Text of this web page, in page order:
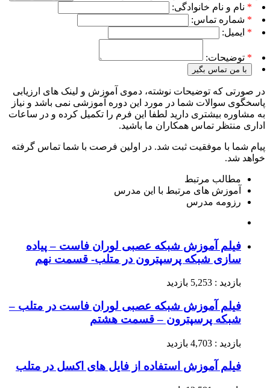
* نام و نام خانوادگی:
* شماره تماس:
* ایمیل:
* توضیحات:
با من تماس بگیر
در صورتی که توضیحات نوشته، دموی آموزش و لینک های ارزیابی
پاسخگوی سوالات شما در مورد این دوره آموزشی نمی باشد و نیاز
به مشاوره بیشتری دارید لطفا این فرم را تکمیل کرده و در ساعات
اداری منتظر تماس همکاران ما باشید.
پیام شما با موفقیت ثبت شد. در اولین فرصت با شما تماس گرفته
خواهد شد.
مطالب مرتبط
آموزش های مرتبط با این مدرس
رزومه مدرس
فیلم آموزش شبکه عصبی لوران فاست – پیاده
سازی شبکه پرسپترون در متلب- قسمت نهم
بازدید : 5,253 بازدید
فیلم آموزش شبکه عصبی لوران فاست در متلب –
شبکه پرسپترون – قسمت هشتم
بازدید : 4,703 بازدید
فیلم آموزش استفاده از فایل های اکسل در متلب